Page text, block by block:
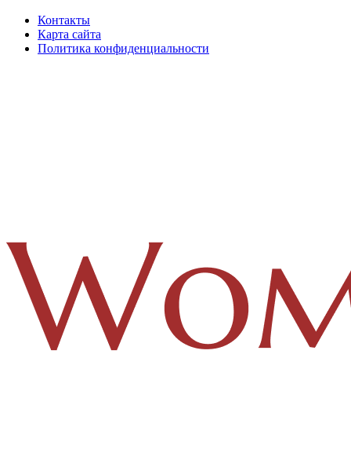
Контакты
Карта сайта
Политика конфиденциальности